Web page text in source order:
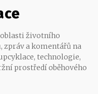
životního
zpráv a komentářů na
technologie,
prostředí oběhového